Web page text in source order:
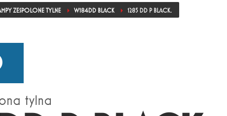
ZESPOLONE TYLNE W184DD BLACK 1285 DD P BLACK.
tylna